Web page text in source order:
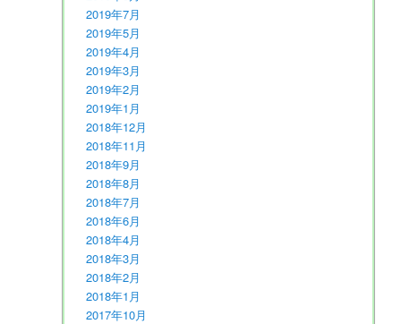
2019年7月
2019年5月
2019年4月
2019年3月
2019年2月
2019年1月
2018年12月
2018年11月
2018年9月
2018年8月
2018年7月
2018年6月
2018年4月
2018年3月
2018年2月
2018年1月
2017年10月